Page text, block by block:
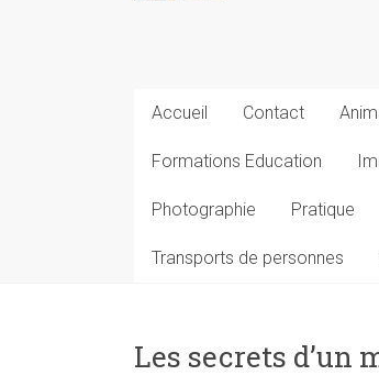
Accueil Contact
Formations Education
Photographie Pratique
Transports de personnes
Les secrets